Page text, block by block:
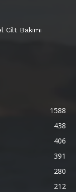
Cilt Bakımı
1588
438
406
391
280
212